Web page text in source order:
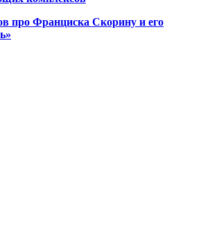
про Франциска Скорину и его